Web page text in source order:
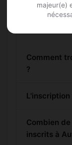
majeur(e)
Comment
?
Combien
inscrits à